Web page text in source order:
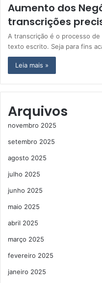
Aumento dos
transcrições
A transcrição é o processo
texto escrito. Seja para fins
Leia mais »
Arquivos
novembro 2025
setembro 2025
agosto 2025
julho 2025
junho 2025
maio 2025
abril 2025
março 2025
fevereiro 2025
janeiro 2025